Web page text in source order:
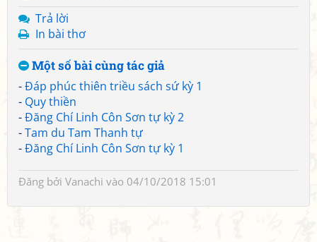
Trả lời
In bài thơ
Một số bài cùng tác giả
-Đáp phúc thiên triều sách sứ kỳ 1
- Quy thiền
-Đăng Chí Linh Côn Sơn tự kỳ 2
-Tam du Tam Thanh tự
-Đăng Chí Linh Côn Sơn tự kỳ 1
Đăng bởi Vanachi vào 04/10/2018 15:01